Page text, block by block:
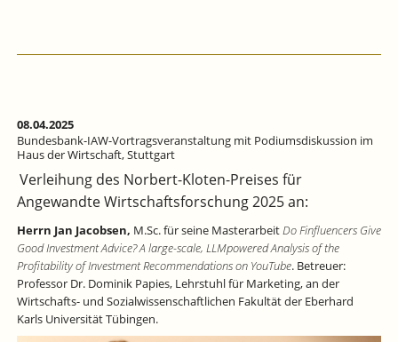
08.04.2025
Bundesbank-IAW-Vortragsveranstaltung mit Podiumsdiskussion im
Haus der Wirtschaft, Stuttgart
Verleihung des Norbert-Kloten-Preises für
Angewandte Wirtschaftsforschung 2025 an:
Herrn Jan Jacobsen, M.Sc. für seine MasterarbeitDo Finfluencers Give
Good Investment Advice? A large-scale, LLMpowered Analysis of the
Profitability of Investment Recommendations on YouTube. Betreuer:
Professor Dr. Dominik Papies, Lehrstuhl für Marketing, an der
Wirtschafts- und Sozialwissenschaftlichen Fakultät der Eberhard
Karls Universität Tübingen.